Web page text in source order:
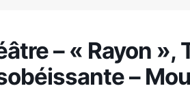
– « Rayon »,
–